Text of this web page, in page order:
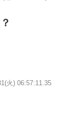
火) 06:57:11.35